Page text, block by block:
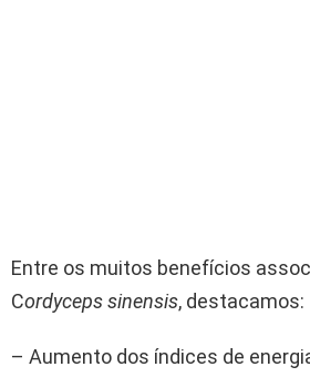
Entre os muitos benefícios
Cordyceps sinensis, destacamos:
– Aumento dos índices de